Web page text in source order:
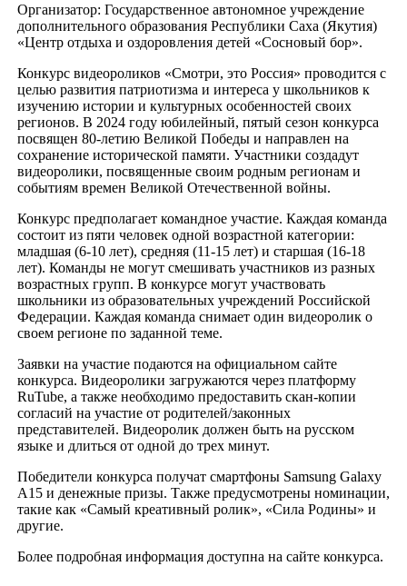
Организатор: Государственное автономное учреждение
дополнительного образования Республики Саха (Якутия)
«Центр отдыха и оздоровления детей «Сосновый бор».
Конкурс видеороликов «Смотри, это Россия» проводится с
целью развития патриотизма и интереса у школьников к
изучению истории и культурных особенностей своих
регионов. В 2024 году юбилейный, пятый сезон конкурса
посвящен 80-летию Великой Победы и направлен на
сохранение исторической памяти. Участники создадут
видеоролики, посвященные своим родным регионам и
событиям времен Великой Отечественной войны.
Конкурс предполагает командное участие. Каждая команда
состоит из пяти человек одной возрастной категории:
младшая (6-10 лет), средняя (11-15 лет) и старшая (16-18
лет). Команды не могут смешивать участников из разных
возрастных групп. В конкурсе могут участвовать
школьники из образовательных учреждений Российской
Федерации. Каждая команда снимает один видеоролик о
своем регионе по заданной теме.
Заявки на участие подаются на официальном сайте
конкурса. Видеоролики загружаются через платформу
RuTube, а также необходимо предоставить скан-копии
согласий на участие от родителей/законных
представителей. Видеоролик должен быть на русском
языке и длиться от одной до трех минут.
Победители конкурса получат смартфоны Samsung Galaxy
A15 и денежные призы. Также предусмотрены номинации,
такие как «Самый креативный ролик», «Сила Родины» и
другие.
Более подробная информация доступна на сайте конкурса.